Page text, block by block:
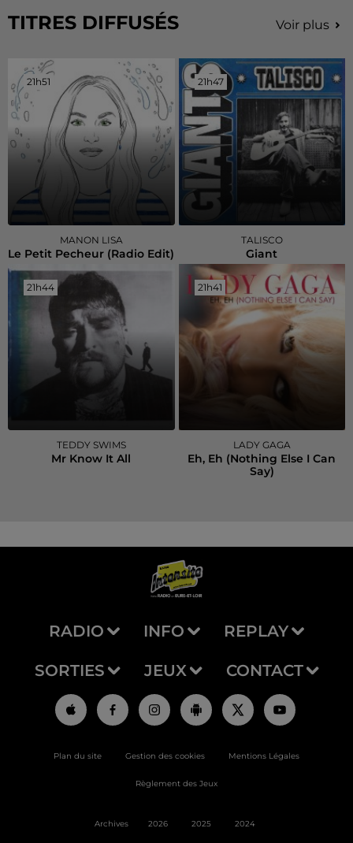
TITRES DIFFUSÉS Voir plus
21h51
21h51
MANON LISA
Le Petit Pecheur (radio Edit)
21h47
21h47
TALISCO
Giant
21h44
21h44
TEDDY SWIMS
Mr Know It All
21h41
21h41
LADY GAGA
Eh, Eh (nothing Else I Can
Say)
RADIO INFO REPLAY
SORTIES JEUX CONTACT
Plan du site Gestion des cookies Mentions Légales
Règlement des Jeux
Archives 2026 2025 2024